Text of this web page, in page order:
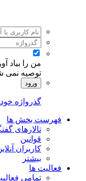
من را بیاد آور
توصیه نمی
ورود
گذرواژه
فهرست بخش ها
تالارهای
قوانین
کاربران
بیشتر
فعالیت ها
تمامی